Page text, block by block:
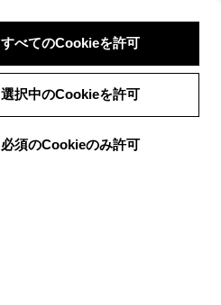
すべてのCookieを許可
選択中のCookieを許可
必須のCookieのみ許可
ログイン 検索 メニュー
メニュー